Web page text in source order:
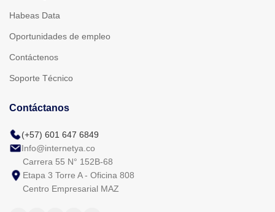
Habeas Data
Oportunidades de empleo
Contáctenos
Soporte Técnico
Contáctanos
(+57) 601 647 6849
Info@internetya.co
Carrera 55 N° 152B-68
Etapa 3 Torre A - Oficina 808
Centro Empresarial MAZ